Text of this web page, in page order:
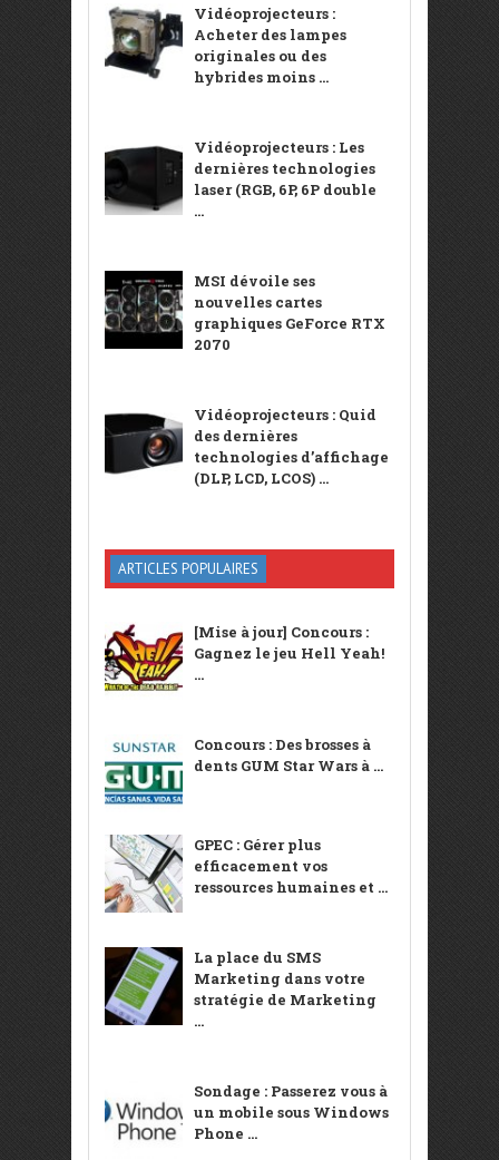
Vidéoprojecteurs :
Acheter des lampes
originales ou des
hybrides moins ...
Vidéoprojecteurs : Les
dernières technologies
laser (RGB, 6P, 6P double
...
MSI dévoile ses
nouvelles cartes
graphiques GeForce RTX
2070
Vidéoprojecteurs : Quid
des dernières
technologies d’affichage
(DLP, LCD, LCOS) ...
ARTICLES POPULAIRES
[Mise à jour] Concours :
Gagnez le jeu Hell Yeah!
...
Concours : Des brosses à
dents GUM Star Wars à ...
GPEC : Gérer plus
efficacement vos
ressources humaines et ...
La place du SMS
Marketing dans votre
stratégie de Marketing
...
Sondage : Passerez vous à
un mobile sous Windows
Phone ...